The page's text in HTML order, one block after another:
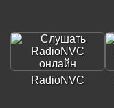
RadioNVC